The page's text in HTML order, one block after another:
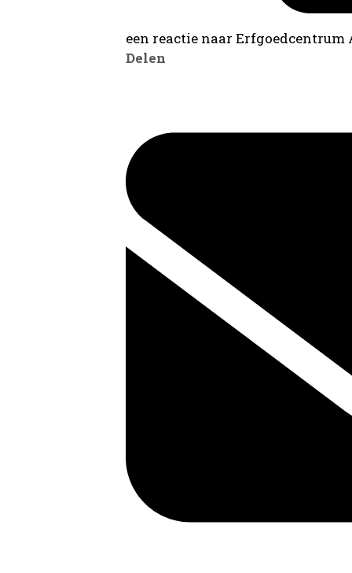
een reactie naar
Delen